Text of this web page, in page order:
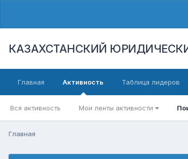
КАЗАХСТАНСКИЙ
Главная Активность
Вся активность Мои ленты активности
Таблица лидеров
Главная